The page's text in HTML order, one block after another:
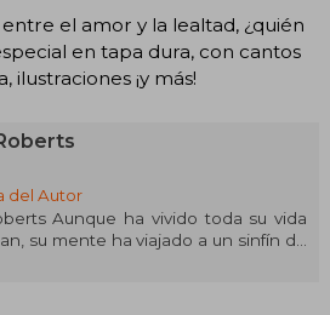
el amor y la lealtad, ¿quién
en tapa dura, con cantos
ilustraciones ¡y más!
del Autor
Aunque ha vivido toda su vida
su mente ha viajado a un sinfín de
Además de escribir